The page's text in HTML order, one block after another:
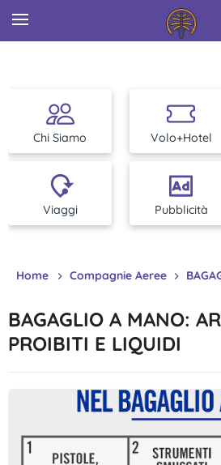
Chi Siamo Volo+Hotel
Viaggi Pubblicità
Home Compagnie Aeree
BAGAGLIO A MANO:
PROIBITI E LIQUIDI